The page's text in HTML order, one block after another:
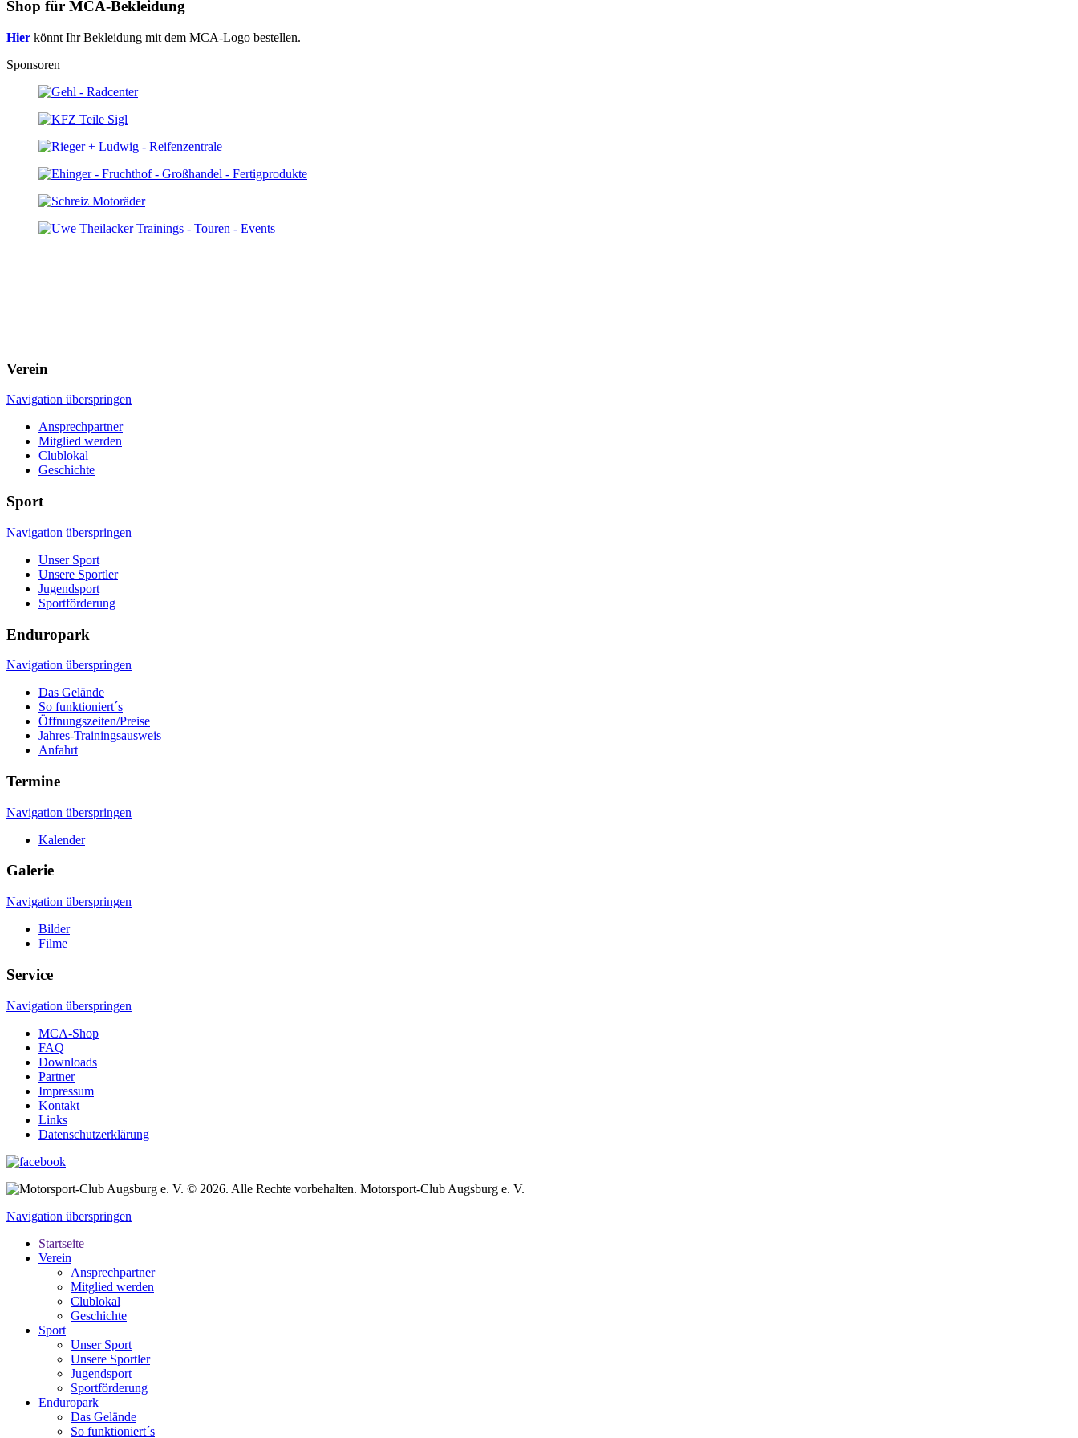
Shop für MCA-Bekleidung
Hier könnt Ihr Bekleidung mit dem MCA-Logo bestellen.
Sponsoren
Verein
Navigation überspringen
Ansprechpartner
Mitglied werden
Clublokal
Geschichte
Sport
Navigation überspringen
Unser Sport
Unsere Sportler
Jugendsport
Sportförderung
Enduropark
Navigation überspringen
Das Gelände
So funktioniert´s
Öffnungszeiten/Preise
Jahres-Trainingsausweis
Anfahrt
Termine
Navigation überspringen
Kalender
Galerie
Navigation überspringen
Bilder
Filme
Service
Navigation überspringen
MCA-Shop
FAQ
Downloads
Partner
Impressum
Kontakt
Links
Datenschutzerklärung
© 2026. Alle Rechte vorbehalten. Motorsport-Club Augsburg e. V.
Navigation überspringen
Startseite
Verein
Ansprechpartner
Mitglied werden
Clublokal
Geschichte
Sport
Unser Sport
Unsere Sportler
Jugendsport
Sportförderung
Enduropark
Das Gelände
So funktioniert´s